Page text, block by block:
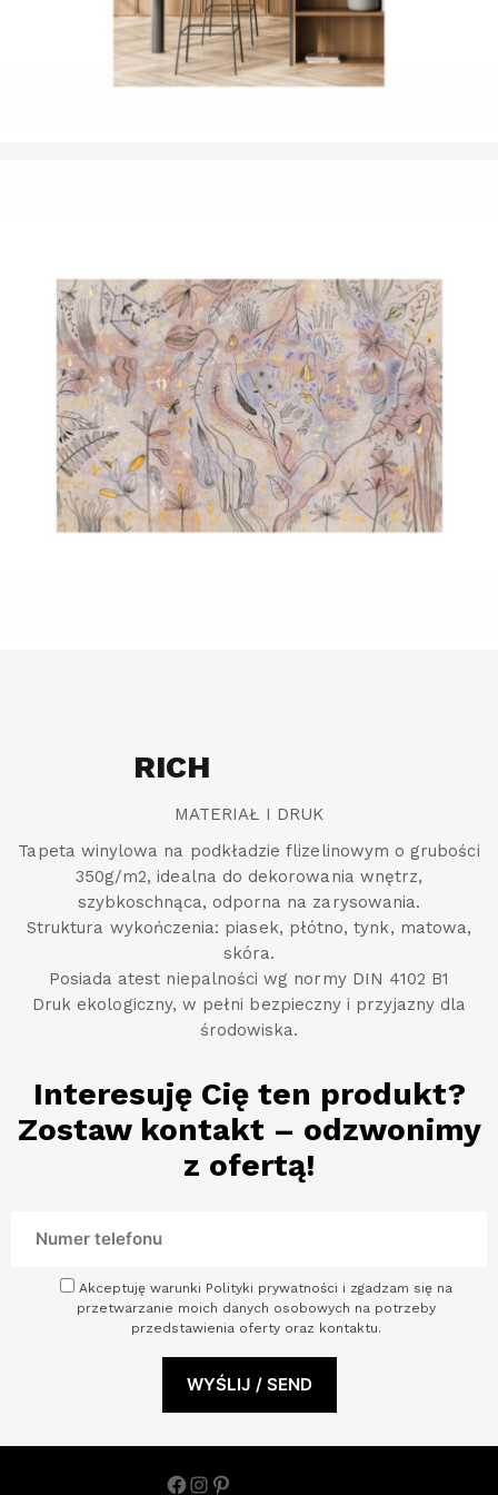
RICH
MATERIAŁ I DRUK
Tapeta winylowa na podkładzie flizelinowym o grubości
350g/m2, idealna do dekorowania wnętrz,
szybkoschnąca, odporna na zarysowania.
Struktura wykończenia: piasek, płótno, tynk, matowa,
skóra.
Posiada atest niepalności wg normy DIN 4102 B1
Druk ekologiczny, w pełni bezpieczny i przyjazny dla
środowiska.
Interesuję Cię ten produkt?
Zostaw kontakt – odzwonimy
z ofertą!
Akceptuję warunki Polityki prywatności i zgadzam się na
przetwarzanie moich danych osobowych na potrzeby
przedstawienia oferty oraz kontaktu.
Facebook Instagram Pinterest